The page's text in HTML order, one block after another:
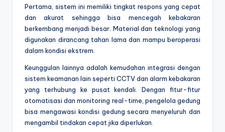
Pertama, sistem ini memiliki tingkat respons yang cepat
dan akurat sehingga bisa mencegah kebakaran
berkembang menjadi besar. Material dan teknologi yang
digunakan dirancang tahan lama dan mampu beroperasi
dalam kondisi ekstrem.
Keunggulan lainnya adalah kemudahan integrasi dengan
sistem keamanan lain seperti CCTV dan alarm kebakaran
yang terhubung ke pusat kendali. Dengan fitur-fitur
otomatisasi dan monitoring real-time, pengelola gedung
bisa mengawasi kondisi gedung secara menyeluruh dan
mengambil tindakan cepat jika diperlukan.